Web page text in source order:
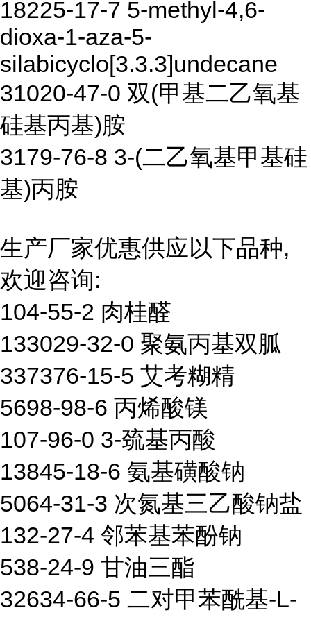
18225-17-7 5-methyl-4,6-
dioxa-1-aza-5-
silabicyclo[3.3.3]undecane
31020-47-0 双(甲基二乙氧基
硅基丙基)胺
3179-76-8 3-(二乙氧基甲基硅
基)丙胺
生产厂家优惠供应以下品种,
欢迎咨询:
104-55-2 肉桂醛
133029-32-0 聚氨丙基双胍
337376-15-5 艾考糊精
5698-98-6 丙烯酸镁
107-96-0 3-巯基丙酸
13845-18-6 氨基磺酸钠
5064-31-3 次氮基三乙酸钠盐
132-27-4 邻苯基苯酚钠
538-24-9 甘油三酯
32634-66-5 二对甲苯酰基-L-